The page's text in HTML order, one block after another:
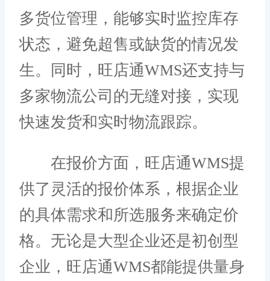
多货位管理，能够实时监控库存
状态，避免超售或缺货的情况发
生。同时，旺店通WMS还支持与
多家物流公司的无缝对接，实现
快速发货和实时物流跟踪。
在报价方面，旺店通WMS提
供了灵活的报价体系，根据企业
的具体需求和所选服务来确定价
格。无论是大型企业还是初创型
企业，旺店通WMS都能提供量身